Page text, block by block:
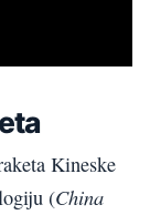
Kineske
(China